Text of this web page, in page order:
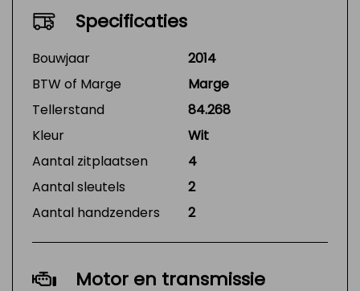
Specificaties
Bouwjaar
2014
BTW of Marge
Marge
Tellerstand
84.268
Kleur
Wit
Aantal zitplaatsen
4
Aantal sleutels
2
Aantal handzenders
2
Motor en transmissie